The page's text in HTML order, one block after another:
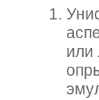
или